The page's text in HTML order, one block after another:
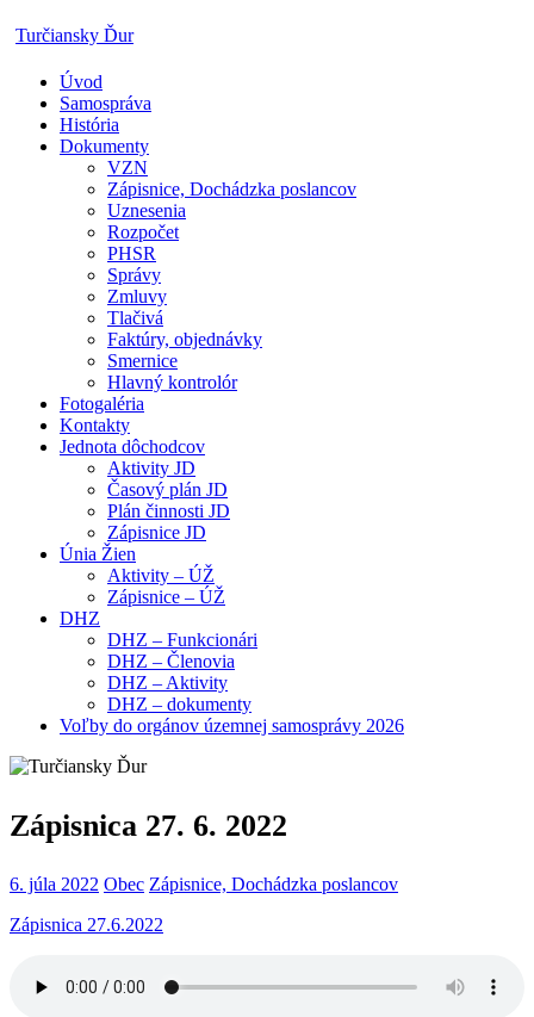
Skip
to
content
Turčiansky Ďur
Oficiálne
stránky
obce
Turčiansky
Úvod
Samospráva
História
Dokumenty
VZN
Zápisnice, Dochádzka poslancov
Uznesenia
Rozpočet
PHSR
Správy
Zmluvy
Tlačivá
Faktúry, objednávky
Smernice
Hlavný kontrolór
Fotogaléria
Kontakty
Jednota dôchodcov
Aktivity JD
Časový plán JD
Plán činnosti JD
Zápisnice JD
Únia Žien
Aktivity – ÚŽ
Zápisnice – ÚŽ
DHZ
DHZ – Funkcionári
DHZ – Členovia
DHZ – Aktivity
DHZ – dokumenty
Voľby do orgánov územnej samosprávy 2026
Zápisnica 27. 6. 2022
6. júla 2022 Obec Zápisnice, Dochádzka poslancov
Zápisnica 27.6.2022